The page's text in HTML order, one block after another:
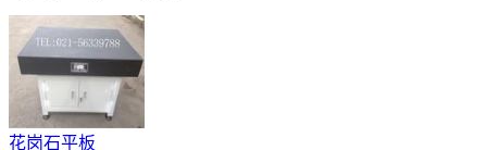
花岗石平板